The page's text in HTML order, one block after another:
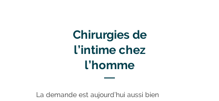
Chirurgies de
l’intime chez
l’homme
La demande est aujourd’hui aussi bien